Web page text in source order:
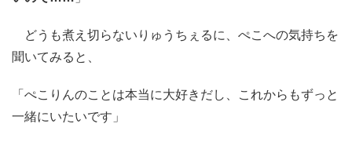
どうも煮え切らないりゅうちぇるに、ぺこへの気持ちを
聞いてみると、
「ぺこりんのことは本当に大好きだし、これからもずっと
一緒にいたいです」